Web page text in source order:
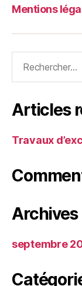
Mentions
Articles
Travaux
Archives
septembre